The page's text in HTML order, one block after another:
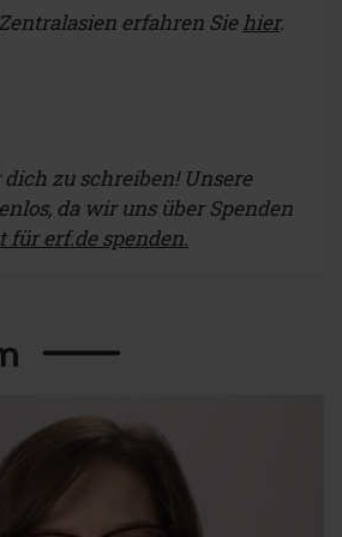
erfahren Siehier.
zu schreiben! Unsere
da wir uns über Spenden
für erf.de spenden.